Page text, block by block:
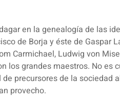
en la genealogía de las
de Borja y éste de Gaspar
Carmichael, Ludwig von
los grandes maestros. No es
precursores de la sociedad
provecho.